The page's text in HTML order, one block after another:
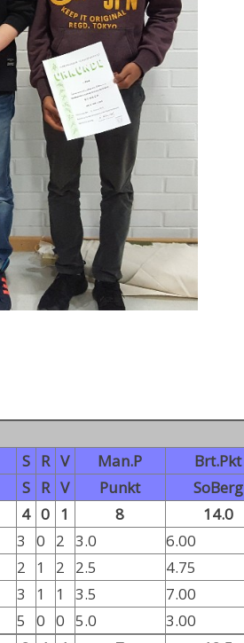
S R V Man.P
Brt.Pkt
S R V Punkt
SoBerg
4 0 1 8
14.0
3 0 2 3.0
6.00
2 1 2 2.5
4.75
3 1 1 3.5
7.00
5 0 0 5.0
3.00